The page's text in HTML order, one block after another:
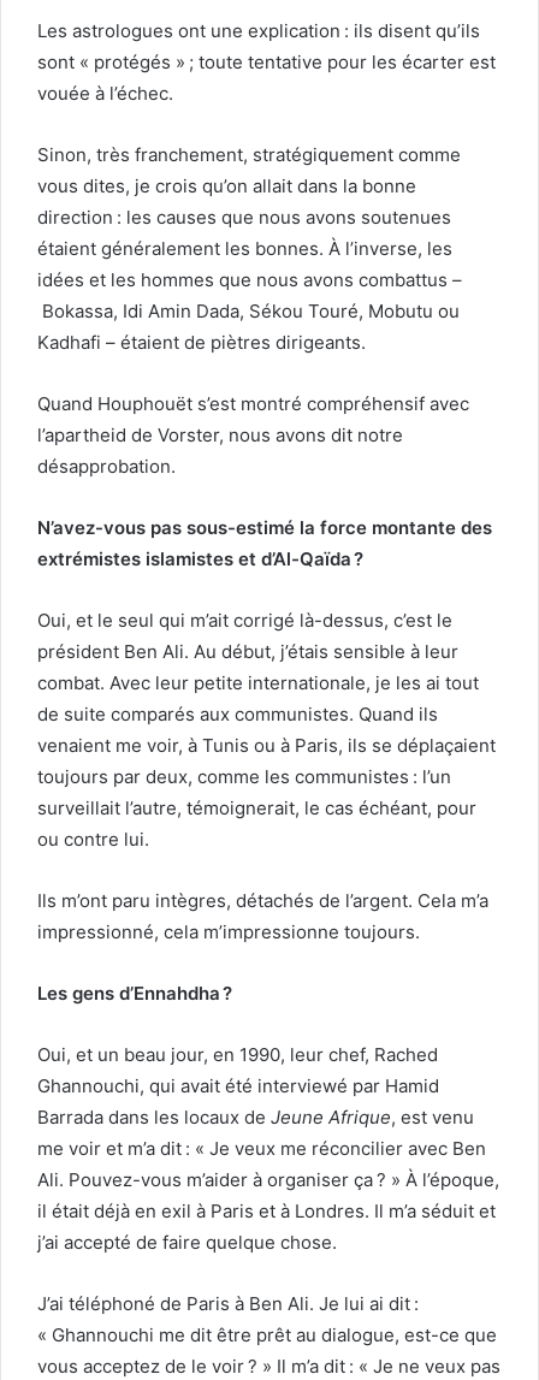
Les astrologues ont une explication : ils disent qu’ils
sont « protégés » ; toute tentative pour les écarter est
vouée à l’échec.
Sinon, très franchement, stratégiquement comme
vous dites, je crois qu’on allait dans la bonne
direction : les causes que nous avons soutenues
étaient généralement les bonnes. À l’inverse, les
idées et les hommes que nous avons combattus –
Bokassa, Idi Amin Dada, Sékou Touré, Mobutu ou
Kadhafi – étaient de piètres dirigeants.
Quand Houphouët s’est montré compréhensif avec
l’apartheid de Vorster, nous avons dit notre
désapprobation.
N’avez-vous pas sous-estimé la force montante des
extrémistes islamistes et d’Al-Qaïda ?
Oui, et le seul qui m’ait corrigé là-dessus, c’est le
président Ben Ali. Au début, j’étais sensible à leur
combat. Avec leur petite internationale, je les ai tout
de suite comparés aux communistes. Quand ils
venaient me voir, à Tunis ou à Paris, ils se déplaçaient
toujours par deux, comme les communistes : l’un
surveillait l’autre, témoignerait, le cas échéant, pour
ou contre lui.
Ils m’ont paru intègres, détachés de l’argent. Cela m’a
impressionné, cela m’impressionne toujours.
Les gens d’Ennahdha ?
Oui, et un beau jour, en 1990, leur chef, Rached
Ghannouchi, qui avait été interviewé par Hamid
Barrada dans les locaux de Jeune Afrique, est venu
me voir et m’a dit : « Je veux me réconcilier avec Ben
Ali. Pouvez-vous m’aider à organiser ça ? » À l’époque,
il était déjà en exil à Paris et à Londres. Il m’a séduit et
j’ai accepté de faire quelque chose.
J’ai téléphoné de Paris à Ben Ali. Je lui ai dit :
« Ghannouchi me dit être prêt au dialogue, est-ce que
vous acceptez de le voir ? » Il m’a dit : « Je ne veux pas